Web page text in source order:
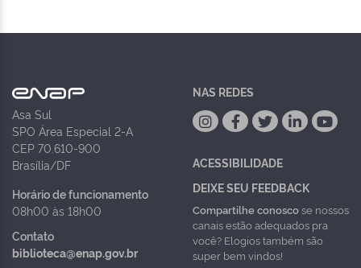
Asa Sul
SPO Área Especial 2-A
CEP 70.610-900
Brasília/DF
Horário de funcionamento
08h00 às 18h00
Contato
biblioteca@enap.gov.br
NAS REDES
ACESSIBILIDADE
DEIXE SEU FEEDBACK
Compartilhe conoscose nossos
canais estão adequados pra
você? Elogios também são
super bem vindos!